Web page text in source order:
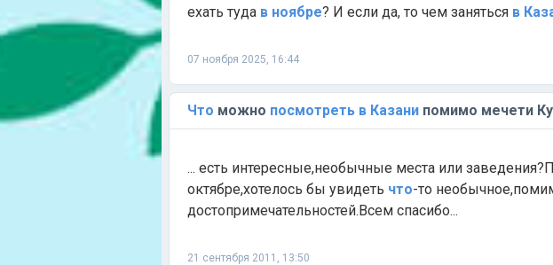
ехать туда в ноябре? И если да, то чем заняться в
07 ноября 2025, 16:44
Что можно посмотреть в Казани помимо мечети
... есть интересные,необычные места или
октябре,хотелось бы увидеть что-то
достопримечательностей.Всем спасибо...
21 сентября 2011, 13:50